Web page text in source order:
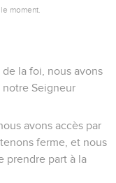
moment.
la foi, nous avons
notre Seigneur
avons accès par
ferme, et nous
prendre part à la